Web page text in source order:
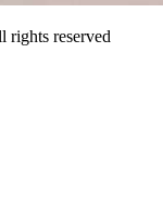
reserved